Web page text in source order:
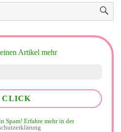
Artikel mehr
Spam! Erfahre mehr in der